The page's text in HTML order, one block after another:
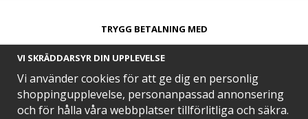
TRYGG BETALNING MED​
VI SKRÄDDARSYR DIN UPPLEVELSE
Vi använder cookies för att ge dig en personlig
shoppingupplevelse, personanpassad annonsering
och för hålla våra webbplatser tillförlitliga och säkra.